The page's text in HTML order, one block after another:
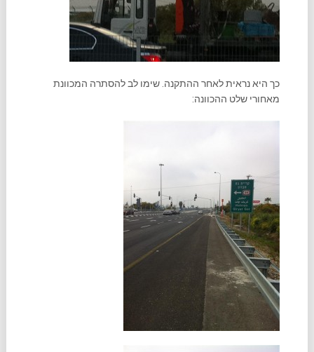
כך היא נראית לאחר ההתקנה. שימו לב להסתרה המכוונת
מאחורי שלט ההכוונה: